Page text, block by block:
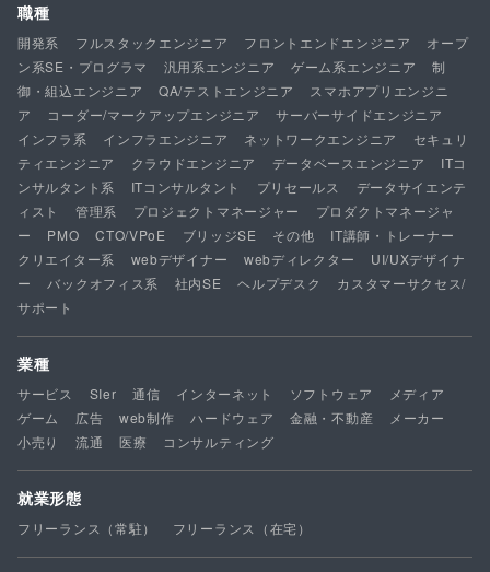
職種
開発系 フルスタックエンジニア フロントエンドエンジニア
オープ
ン系SE・プログラマ
汎用系エンジニア ゲーム系エンジニア
制
御・組込エンジニア
QA/テストエンジニア
スマホアプリエンジニ
ア
コーダー/マークアップエンジニア
サーバーサイドエンジニア
インフラ系
インフラエンジニア ネットワークエンジニア
セキュリ
ティエンジニア
クラウドエンジニア データベースエンジニア
ITコ
ンサルタント系
ITコンサルタント プリセールス
データサイエンテ
ィスト
管理系 プロジェクトマネージャー
プロダクトマネージャ
ー
PMO CTO/VPoE ブリッジSE その他
IT講師・トレーナー
クリエイター系
webデザイナー webディレクター
UI/UXデザイナ
ー
バックオフィス系 社内SE ヘルプデスク
カスタマーサクセス/
サポート
業種
サービス SIer 通信 インターネット ソフトウェア
メディア
ゲーム
広告 web制作 ハードウェア 金融・不動産
メーカー
小売り
流通 医療 コンサルティング
就業形態
フリーランス（常駐） フリーランス（在宅）